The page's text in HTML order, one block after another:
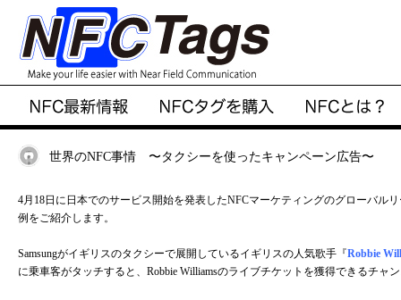
世界のNFC事情 〜タクシーを使ったキャンペーン広告〜
4月18日に日本でのサービス開始を発表したNFCマーケティングのグローバル
例をご紹介します。
Samsungがイギリスのタクシーで展開しているイギリスの人気歌手『Robbie
に乗車客がタッチすると、Robbie Williamsのライブチケットを獲得できるチャ